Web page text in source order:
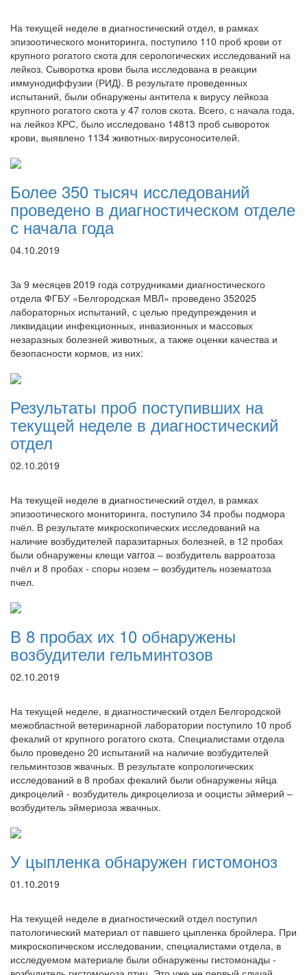
На текущей неделе в диагностический отдел, в рамках
эпизоотического мониторинга, поступило 110 проб крови от
крупного рогатого скота для серологических исследований на
лейкоз. Сыворотка крови была исследована в реакции
иммунодиффузии (РИД). В результате проведенных
испытаний, были обнаружены антитела к вирусу лейкоза
крупного рогатого скота у 47 голов скота. Всего, с начала года,
на лейкоз КРС, было исследовано 14813 проб сывороток
крови, выявлено 1134 животных-вирусоносителей.
Более 350 тысяч исследований
проведено в диагностическом отделе
с начала года
04.10.2019
За 9 месяцев 2019 года сотрудниками диагностического
отдела ФГБУ «Белгородская МВЛ» проведено 352025
лабораторных испытаний, с целью предупреждения и
ликвидации инфекционных, инвазионных и массовых
незаразных болезней животных, а также оценки качества и
безопасности кормов, из них:
Результаты проб поступивших на
текущей неделе в диагностический
отдел
02.10.2019
На текущей неделе в диагностический отдел, в рамках
эпизоотического мониторинга, поступило 34 пробы подмора
пчёл. В результате микроскопических исследований на
наличие возбудителей паразитарных болезней, в 12 пробах
были обнаружены клещи varroa – возбудитель варроатоза
пчёл и 8 пробах - споры нозем – возбудитель нозематоза
пчел.
В 8 пробах их 10 обнаружены
возбудители гельминтозов
02.10.2019
На текущей неделе, в диагностический отдел Белгородской
межобластной ветеринарной лаборатории поступило 10 проб
фекалий от крупного рогатого скота. Специалистами отдела
было проведено 20 испытаний на наличие возбудителей
гельминтозов жвачных. В результате копрологических
исследований в 8 пробах фекалий были обнаружены яйца
дикроцелий - возбудитель дикроцелиоза и ооцисты эймерий –
возбудитель эймериоза жвачных.
У цыпленка обнаружен гистомоноз
01.10.2019
На текущей неделе в диагностический отдел поступил
патологический материал от павшего цыпленка бройлера. При
микроскопическом исследовании, специалистами отдела, в
исследуемом материале были обнаружены гистомонады -